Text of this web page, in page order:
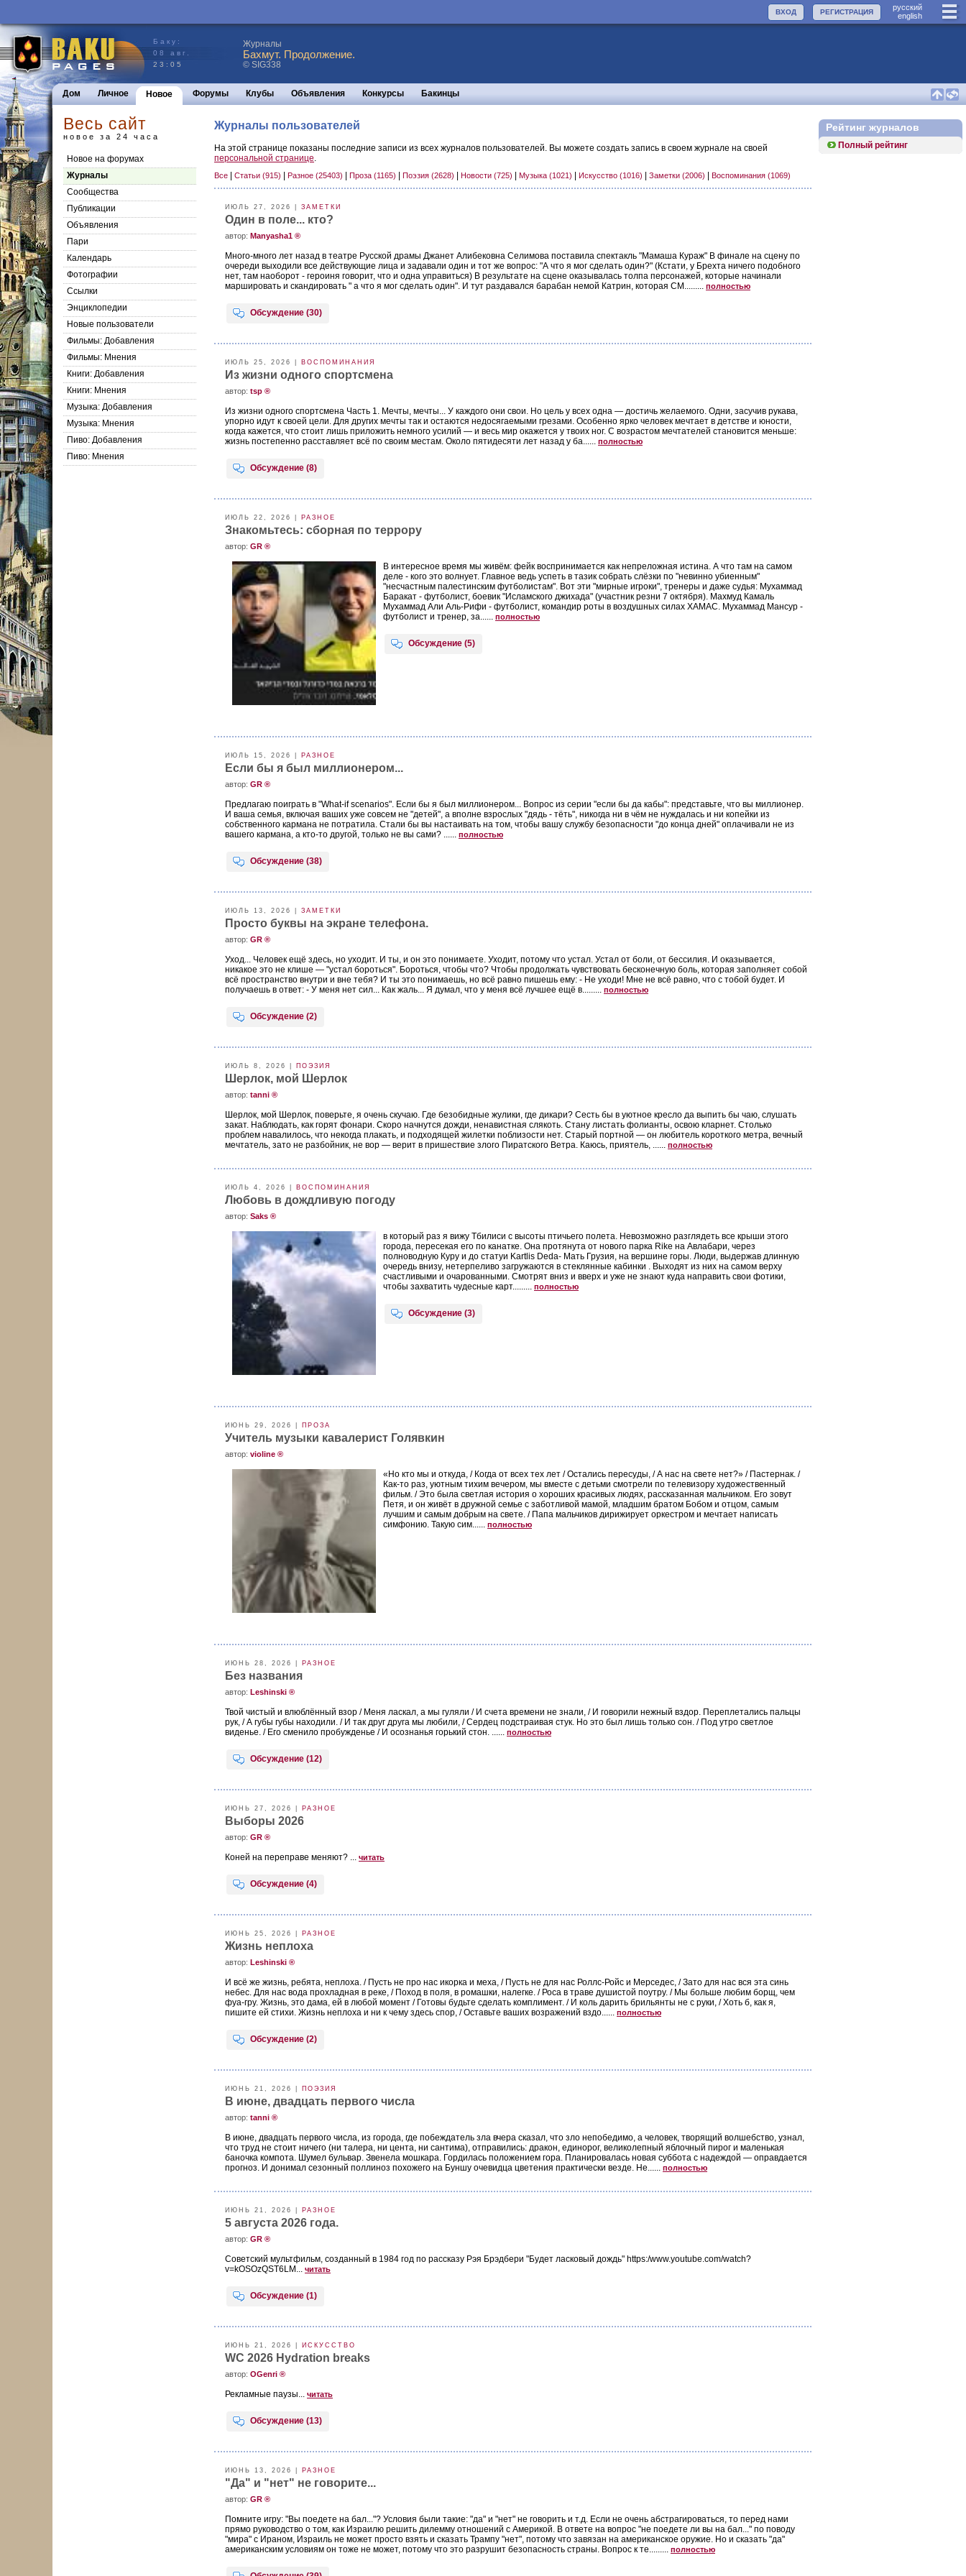
руccкий
english
РЕГИСТРАЦИЯ
ВХОД
Баку:
08 авг.
23:05
Журналы
Бахмут. Продолжение.
© SIG338
Дом Личное Новое Форумы Клубы Объявления Конкурсы Бакинцы
Весь сайт
новое за 24 часа
Новое на форумах
Журналы
Сообщества
Публикации
Объявления
Пари
Календарь
Фотографии
Ссылки
Энциклопедии
Новые пользователи
Фильмы: Добавления
Фильмы: Мнения
Книги: Добавления
Книги: Мнения
Музыка: Добавления
Музыка: Мнения
Пиво: Добавления
Пиво: Мнения
Рейтинг журналов
Полный рейтинг
Журналы пользователей
На этой странице показаны последние записи из всех журналов пользователей. Вы можете создать запись в своем журнале на своей
персональной странице.
Все Статьи (915) Разное (25403) Проза (1165) Поэзия (2628) Новости (725) Музыка (1021) Искусство (1016) Заметки (2006) Воспоминания (1069)
ИЮЛЬ 27, 2026 | ЗАМЕТКИ
Один в поле... кто?
aвтор: Manyasha1 ®
Много-много лет назад в театре Русской драмы Джанет Алибековна Селимова поставила спектакль "Мамаша Кураж" В финале на сцену по
очереди выходили все действующие лица и задавали один и тот же вопрос: "А что я мог сделать один?" (Кстати, у Брехта ничего подобного
нет, там наоборот - героиня говорит, что и одна управиться) В результате на сцене оказывалась толпа персонажей, которые начинали
маршировать и скандировать " а что я мог сделать один". И тут раздавался барабан немой Катрин, которая СМ......... полностью
Обсуждение (30)
ИЮЛЬ 25, 2026 | ВОСПОМИНАНИЯ
Из жизни одного спортсмена
aвтор: tsp ®
Из жизни одного спортсмена Часть 1. Мечты, мечты... У каждого они свои. Но цель у всех одна — достичь желаемого. Одни, засучив рукава,
упорно идут к своей цели. Для других мечты так и остаются недосягаемыми грезами. Особенно ярко человек мечтает в детстве и юности,
когда кажется, что стоит лишь приложить немного усилий — и весь мир окажется у твоих ног. С возрастом мечтателей становится меньше:
жизнь постепенно расставляет всё по своим местам. Около пятидесяти лет назад у ба...... полностью
Обсуждение (8)
ИЮЛЬ 22, 2026 | РАЗНОЕ
Знакомьтесь: сборная по террору
aвтор: GR ®
В интересное время мы живём: фейк воспринимается как непреложная истина. А что там на самом
деле - кого это волнует. Главное ведь успеть в тазик собрать слёзки по "невинно убиенным"
"несчастным палестинским футболистам". Вот эти "мирные игроки", тренеры и даже судья: Мухаммад
Баракат - футболист, боевик "Исламского джихада" (участник резни 7 октября). Махмуд Камаль
Мухаммад Али Аль-Рифи - футболист, командир роты в воздушных силах ХАМАС. Мухаммад Мансур -
футболист и тренер, за...... полностью
Обсуждение (5)
ИЮЛЬ 15, 2026 | РАЗНОЕ
Если бы я был миллионером...
aвтор: GR ®
Предлагаю поиграть в "What-if scenarios". Если бы я был миллионером... Вопрос из серии "если бы да кабы": представьте, что вы миллионер.
И ваша семья, включая ваших уже совсем не "детей", а вполне взрослых "дядь - тёть", никогда ни в чём не нуждалась и ни копейки из
собственного кармана не потратила. Стали бы вы настаивать на том, чтобы вашу службу безопасности "до конца дней" оплачивали не из
вашего кармана, а кто-то другой, только не вы сами? ...... полностью
Обсуждение (38)
ИЮЛЬ 13, 2026 | ЗАМЕТКИ
Просто буквы на экране телефона.
aвтор: GR ®
Уход... Человек ещё здесь, но уходит. И ты, и он это понимаете. Уходит, потому что устал. Устал от боли, от бессилия. И оказывается,
никакое это не клише — "устал бороться". Бороться, чтобы что? Чтобы продолжать чувствовать бесконечную боль, которая заполняет собой
всё пространство внутри и вне тебя? И ты это понимаешь, но всё равно пишешь ему: - Не уходи! Мне не всё равно, что с тобой будет. И
получаешь в ответ: - У меня нет сил... Как жаль... Я думал, что у меня всё лучшее ещё в......... полностью
Обсуждение (2)
ИЮЛЬ 8, 2026 | ПОЭЗИЯ
Шерлок, мой Шерлок
aвтор: tanni ®
Шерлок, мой Шерлок, поверьте, я очень скучаю. Где безобидные жулики, где дикари? Сесть бы в уютное кресло да выпить бы чаю, слушать
закат. Наблюдать, как горят фонари. Скоро начнутся дожди, ненавистная слякоть. Стану листать фолианты, освою кларнет. Столько
проблем навалилось, что некогда плакать, и подходящей жилетки поблизости нет. Старый портной — он любитель короткого метра, вечный
мечтатель, зато не разбойник, не вор — верит в пришествие злого Пиратского Ветра. Каюсь, приятель, ...... полностью
ИЮЛЬ 4, 2026 | ВОСПОМИНАНИЯ
Любовь в дождливую погоду
aвтор: Saks ®
в который раз я вижу Тбилиси с высоты птичьего полета. Невозможно разглядеть все крыши этого
города, пересекая его по канатке. Она протянута от нового парка Rike на Авлабари, через
полноводную Куру и до статуи Kartlis Deda- Мать Грузия, на вершине горы. Люди, выдержав длинную
очередь внизу, нетерпеливо загружаются в стеклянные кабинки . Выходят из них на самом верху
счастливыми и очарованными. Смотрят вниз и вверх и уже не знают куда направить свои фотики,
чтобы захватить чудесные карт......... полностью
Обсуждение (3)
ИЮНЬ 29, 2026 | ПРОЗА
Учитель музыки кавалерист Голявкин
aвтор: violine ®
«Но кто мы и откуда, / Когда от всех тех лет / Остались пересуды, / А нас на свете нет?» / Пастернак. /
Как-то раз, уютным тихим вечером, мы вместе с детьми смотрели по телевизору художественный
фильм. / Это была светлая история о хороших красивых людях, рассказанная мальчиком. Его зовут
Петя, и он живёт в дружной семье с заботливой мамой, младшим братом Бобом и отцом, самым
лучшим и самым добрым на свете. / Папа мальчиков дирижирует оркестром и мечтает написать
симфонию. Такую сим...... полностью
ИЮНЬ 28, 2026 | РАЗНОЕ
Без названия
aвтор: Leshinski ®
Твой чистый и влюблённый взор / Меня ласкал, а мы гуляли / И счета времени не знали, / И говорили нежный вздор. Переплетались пальцы
рук, / А губы губы находили. / И так друг друга мы любили, / Сердец подстраивая стук. Но это был лишь только сон. / Под утро светлое
виденье. / Его сменило пробужденье / И осознанья горький стон. ...... полностью
Обсуждение (12)
ИЮНЬ 27, 2026 | РАЗНОЕ
Выборы 2026
aвтор: GR ®
Коней на переправе меняют? ... читать
Обсуждение (4)
ИЮНЬ 25, 2026 | РАЗНОЕ
Жизнь неплоха
aвтор: Leshinski ®
И всё же жизнь, ребята, неплоха. / Пусть не про нас икорка и меха, / Пусть не для нас Роллс-Ройс и Мерседес, / Зато для нас вся эта синь
небес. Для нас вода прохладная в реке, / Поход в поля, в ромашки, налегке. / Роса в траве душистой поутру. / Мы больше любим борщ, чем
фуа-гру. Жизнь, это дама, ей в любой момент / Готовы будьте сделать комплимент. / И коль дарить брильянты не с руки, / Хоть б, как я,
пишите ей стихи. Жизнь неплоха и ни к чему здесь спор, / Оставьте ваших возражений вздо...... полностью
Обсуждение (2)
ИЮНЬ 21, 2026 | ПОЭЗИЯ
В июне, двадцать первого числа
aвтор: tanni ®
В июне, двадцать первого числа, из города, где побеждатель зла вчера сказал, что зло непобедимо, а человек, творящий волшебство, узнал,
что труд не стоит ничего (ни талера, ни цента, ни сантима), отправились: дракон, единорог, великолепный яблочный пирог и маленькая
баночка компота. Шумел бульвар. Звенела мошкара. Гордилась положением гора. Планировалась новая суббота с надеждой — оправдается
прогноз. И донимал сезонный поллиноз похожего на Буншу очевидца цветения практически везде. Не...... полностью
ИЮНЬ 21, 2026 | РАЗНОЕ
5 августа 2026 года.
aвтор: GR ®
Советский мультфильм, созданный в 1984 год по рассказу Рэя Брэдбери "Будет ласковый дождь" https:/www.youtube.com/watch?
v=kOSOzQST6LM... читать
Обсуждение (1)
ИЮНЬ 21, 2026 | ИСКУССТВО
WC 2026 Hydration breaks
aвтор: OGenri ®
Рекламные паузы... читать
Обсуждение (13)
ИЮНЬ 13, 2026 | РАЗНОЕ
"Да" и "нет" не говорите...
aвтор: GR ®
Помните игру: "Вы поедете на бал..."? Условия были такие: "да" и "нет" не говорить и т.д. Если не очень абстрагироваться, то перед нами
прямо руководство о том, как Израилю решить дилемму отношений с Америкой. В ответе на вопрос "не поедете ли вы на бал..." по поводу
"мира" с Ираном, Израиль не может просто взять и сказать Трампу "нет", потому что завязан на американское оружие. Но и сказать "да"
американским условиям он тоже не может, потому что это разрушит безопасность страны. Вопрос к те......... полностью